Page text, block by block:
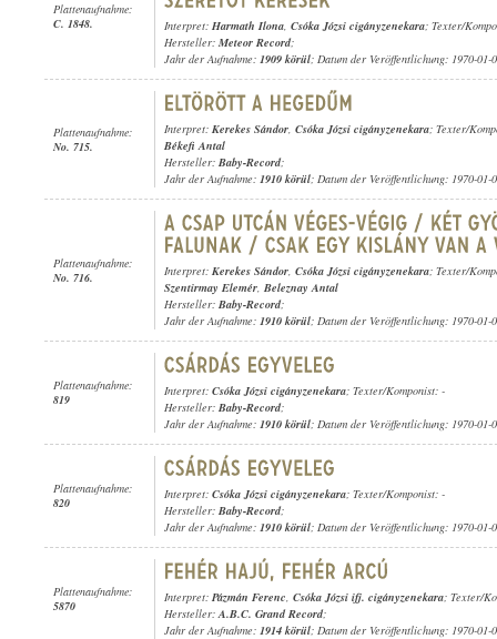
Plattenaufnahme:
C. 1848.
Interpret: Harmath Ilona, Csóka Józsi cigányzenekara; Texter/
Hersteller: Meteor Record;
Jahr der Aufnahme: 1909 körül; Datum der Veröffentlichung: 1970-01-
Plattenaufnahme:
No. 715.
Interpret: Kerekes Sándor, Csóka Józsi cigányzenekara; Texter/
Békefi Antal
Hersteller: Baby-Record;
Jahr der Aufnahme: 1910 körül; Datum der Veröffentlichung: 1970-01-
Plattenaufnahme:
No. 716.
Interpret: Kerekes Sándor, Csóka Józsi cigányzenekara; Texter/
Szentirmay Elemér, Beleznay Antal
Hersteller: Baby-Record;
Jahr der Aufnahme: 1910 körül; Datum der Veröffentlichung: 1970-01-
Plattenaufnahme:
819
Interpret: Csóka Józsi cigányzenekara; Texter/Komponist: -
Hersteller: Baby-Record;
Jahr der Aufnahme: 1910 körül; Datum der Veröffentlichung: 1970-01-
Plattenaufnahme:
820
Interpret: Csóka Józsi cigányzenekara; Texter/Komponist: -
Hersteller: Baby-Record;
Jahr der Aufnahme: 1910 körül; Datum der Veröffentlichung: 1970-01-
Plattenaufnahme:
5870
Interpret: Pázmán Ferenc, Csóka Józsi ifj. cigányzenekara; Texter/
Hersteller:A.B.C. Grand Record;
Jahr der Aufnahme: 1914 körül; Datum der Veröffentlichung: 1970-01-